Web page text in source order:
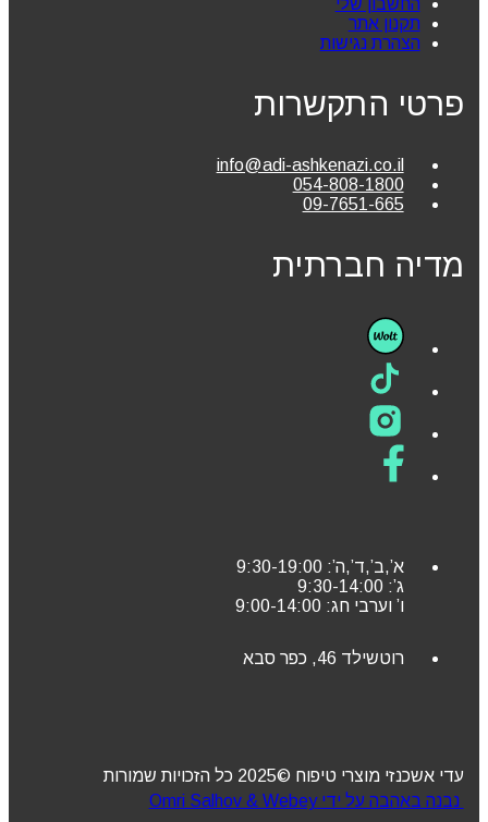
תקנון אתר
הצהרת נגישות
פרטי התקשרות
info@adi-ashkenazi.co.il
054-808-1800
09-7651-665
מדיה חברתית
א’,ב’,ד’,ה’: 9:30-19:00
ג’: 9:30-14:00
ו’ וערבי חג: 9:00-14:00
רוטשילד 46, כפר סבא
עדי אשכנזי מוצרי טיפוח ©2025 כל הזכויות שמורות
נבנה באהבה על ידי Omri Salhov & Webey